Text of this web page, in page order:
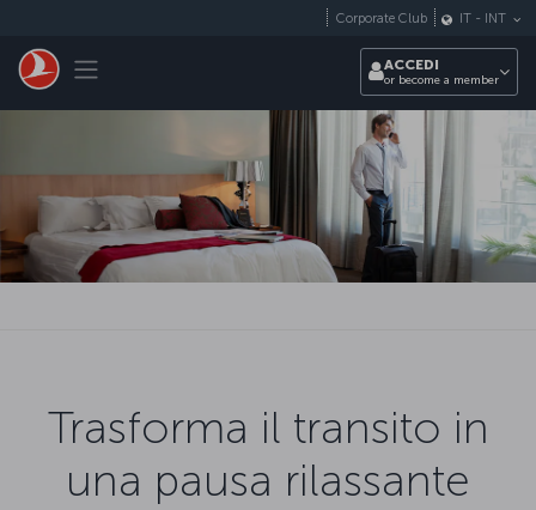
Toggle navigation
Corporate Club IT - INT
ACCEDI
or become a member
Trasforma il transito in
una pausa rilassante